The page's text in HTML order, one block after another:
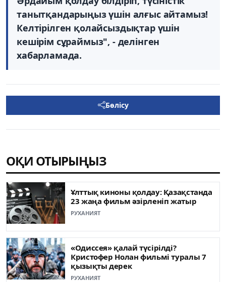
танытқандарыңыз үшін алғыс айтамыз!
Келтірілген қолайсыздықтар үшін
кешірім сұраймыз", - делінген
хабарламада.
Бөлісу
ОҚИ ОТЫРЫҢЫЗ
Ұлттық киноны қолдау: Қазақстанда
23 жаңа фильм әзірленіп жатыр
РУХАНИЯТ
«Одиссея» қалай түсірілді?
Кристофер Нолан фильмі туралы 7
қызықты дерек
РУХАНИЯТ